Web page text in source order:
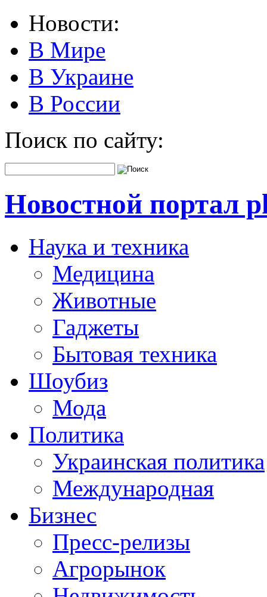
Новости:
В Мире
В Украине
В России
Поиск по сайту:
Новостной портал
Наука и техника
Медицина
Животные
Гаджеты
Бытовая техника
Шоубиз
Мода
Политика
Украинская политика
Международная
Бизнес
Пресс-релизы
Агрорынок